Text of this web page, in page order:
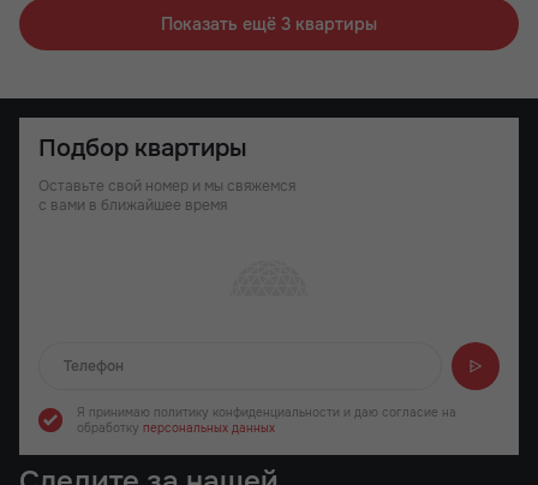
Показать ещё 3 квартиры
Подбор квартиры
Оставьте свой номер и мы свяжемся
с вами в ближайшее время
Я принимаю политику конфиденциальности и даю согласие на
обработку персональных данных